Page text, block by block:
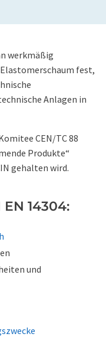
werkmäßig
fest,
Anlagen in
CEN/TC 88
Produkte“
gehalten wird.
14304:
und